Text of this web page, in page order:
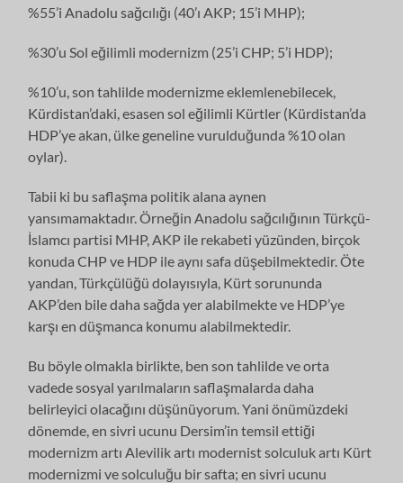
%55’i Anadolu sağcılığı (40’ı AKP; 15’i MHP);
%30’u Sol eğilimli modernizm (25’i CHP; 5’i HDP);
%10’u, son tahlilde modernizme eklemlenebilecek,
Kürdistan’daki, esasen sol eğilimli Kürtler (Kürdistan’da
HDP’ye akan, ülke geneline vurulduğunda %10 olan
oylar).
Tabii ki bu saflaşma politik alana aynen
yansımamaktadır. Örneğin Anadolu sağcılığının Türkçü-
İslamcı partisi MHP, AKP ile rekabeti yüzünden, birçok
konuda CHP ve HDP ile aynı safa düşebilmektedir. Öte
yandan, Türkçülüğü dolayısıyla, Kürt sorununda
AKP’den bile daha sağda yer alabilmekte ve HDP’ye
karşı en düşmanca konumu alabilmektedir.
Bu böyle olmakla birlikte, ben son tahlilde ve orta
vadede sosyal yarılmaların saflaşmalarda daha
belirleyici olacağını düşünüyorum. Yani önümüzdeki
dönemde, en sivri ucunu Dersim’in temsil ettiği
modernizm artı Alevilik artı modernist solculuk artı Kürt
modernizmi ve solculuğu bir safta; en sivri ucunu